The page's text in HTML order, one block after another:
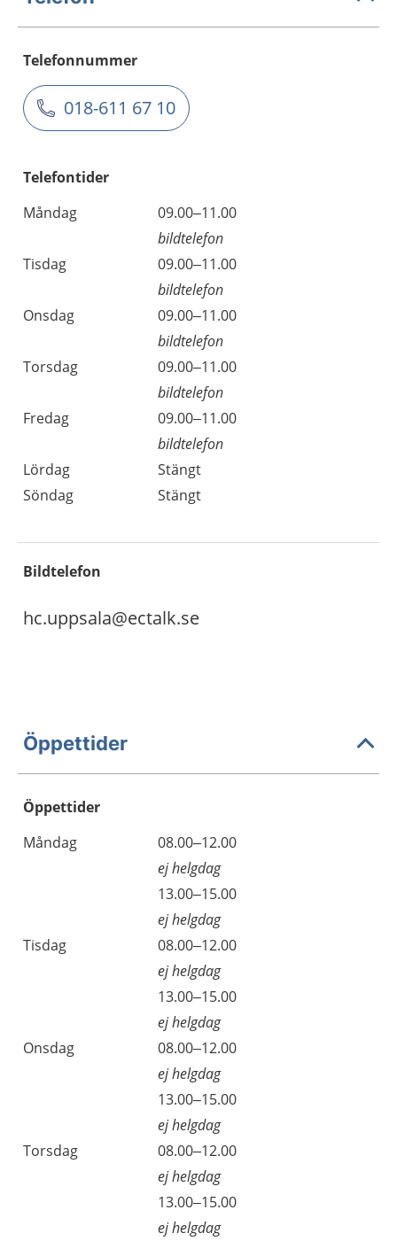
Telefonnummer
018-611 67 10
Telefontider
Måndag
09.00–11.00
bildtelefon
Tisdag
09.00–11.00
bildtelefon
Onsdag
09.00–11.00
bildtelefon
Torsdag
09.00–11.00
bildtelefon
Fredag
09.00–11.00
bildtelefon
Lördag
Stängt
Söndag
Stängt
Bildtelefon
hc.uppsala@ectalk.se
Öppettider
Öppettider
Dag
Öppettider
Kommentarer
Måndag
08.00–12.00
ej helgdag
13.00–15.00
ej helgdag
Tisdag
08.00–12.00
ej helgdag
13.00–15.00
ej helgdag
Onsdag
08.00–12.00
ej helgdag
13.00–15.00
ej helgdag
Torsdag
08.00–12.00
ej helgdag
13.00–15.00
ej helgdag